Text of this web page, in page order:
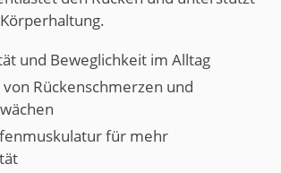
und Beweglichkeit im Alltag
Rückenschmerzen und
für mehr